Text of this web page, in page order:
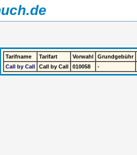
Tarifname Tarifart Vorwahl Grundgebühr
Call by Call
Call by Call 010058 -